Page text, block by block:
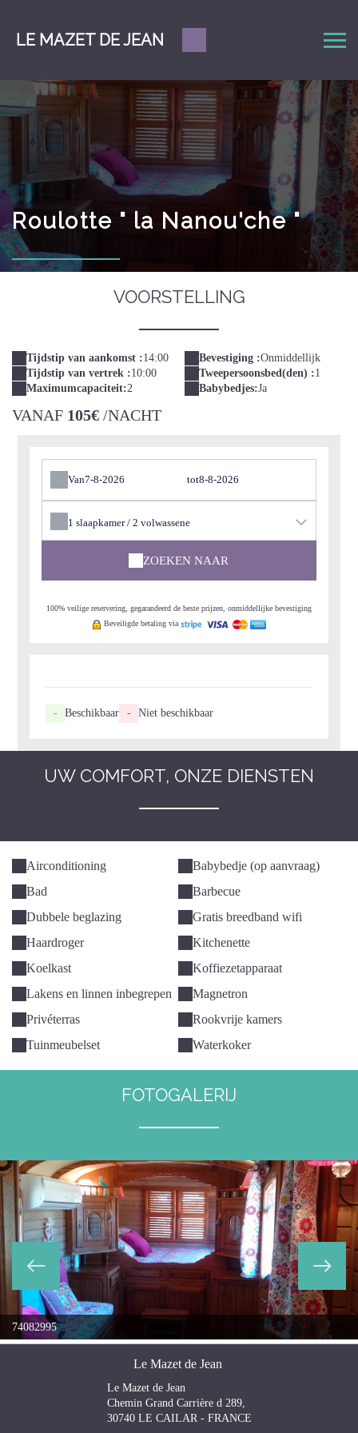
LE MAZET DE JEAN
Roulotte " la Nanou'che "
VOORSTELLING
Tijdstip van aankomst :14:00
Tijdstip van vertrek :10:00
Maximumcapaciteit:2
Bevestiging :Onmiddellijk
Tweepersoonsbed(den) :1
Babybedjes:Ja
VANAF 105€ /NACHT
Van tot
1slaapkamer /2volwassene
ZOEKEN NAAR
100% veilige reservering, gegarandeerd de beste prijzen, onmiddellijke bevestiging
Beveiligde betaling via
- Beschikbaar - Niet beschikbaar
UW COMFORT, ONZE DIENSTEN
Airconditioning
Babybedje (op aanvraag)
Bad
Barbecue
Dubbele beglazing
Gratis breedband wifi
Haardroger
Kitchenette
Koelkast
Koffiezetapparaat
Lakens en linnen inbegrepen
Magnetron
Privéterras
Rookvrije kamers
Tuinmeubelset
Waterkoker
FOTOGALERIJ
74082995
Le Mazet de Jean
Le Mazet de Jean
Chemin Grand Carrière d 289,
30740 LE CAILAR - FRANCE